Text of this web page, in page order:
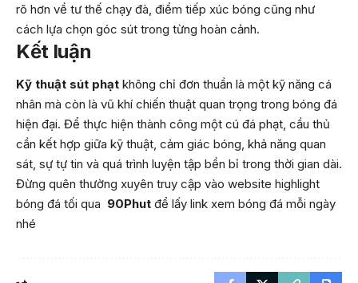
rõ hơn về tư thế chạy đà, điểm tiếp xúc bóng cũng như
cách lựa chọn góc sút trong từng hoàn cảnh.
Kết luận
Kỹ thuật sút phạt không chỉ đơn thuần là một kỹ năng cá
nhân mà còn là vũ khí chiến thuật quan trọng trong bóng đá
hiện đại. Để thực hiện thành công một cú đá phạt, cầu thủ
cần kết hợp giữa kỹ thuật, cảm giác bóng, khả năng quan
sát, sự tự tin và quá trình luyện tập bền bỉ trong thời gian dài.
Đừng quên thường xuyên truy cập vào website highlight
bóng đá tối qua 90Phut để lấy link xem bóng đá mỗi ngày
nhé